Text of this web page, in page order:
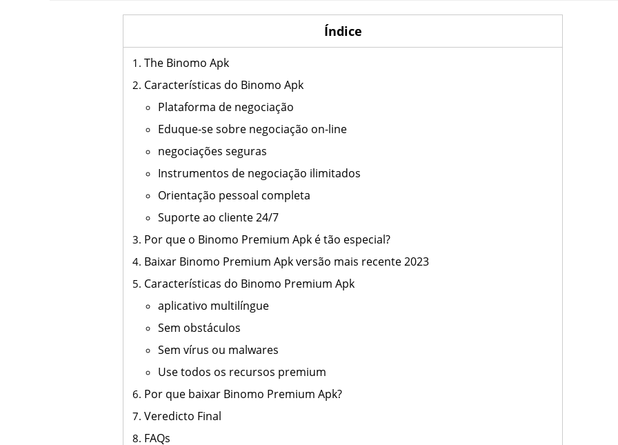
Índice
The Binomo Apk
Características do Binomo Apk
Plataforma de negociação
Eduque-se sobre negociação on-line
negociações seguras
Instrumentos de negociação ilimitados
Orientação pessoal completa
Suporte ao cliente 24/7
Por que o Binomo Premium Apk é tão especial?
Baixar Binomo Premium Apk versão mais recente 2023
Características do Binomo Premium Apk
aplicativo multilíngue
Sem obstáculos
Sem vírus ou malwares
Use todos os recursos premium
Por que baixar Binomo Premium Apk?
Veredicto Final
FAQs